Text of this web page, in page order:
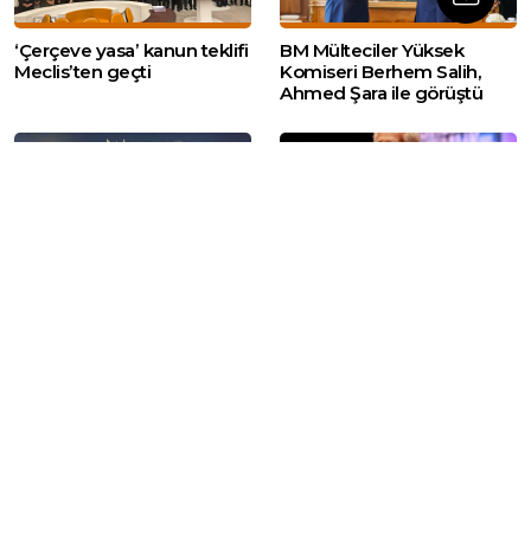
‘Çerçeve yasa’ kanun teklifi
Meclis’ten geçti
BM Mülteciler Yüksek
Komiseri Berhem Salih,
Ahmed Şara ile görüştü